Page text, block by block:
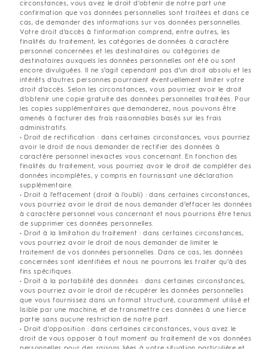
circonstances, vous avez le droit d'obtenir de notre part une
confirmation que vos données personnelles sont traitées et dans ce
cas, de demander des informations sur vos données personnelles.
Votre droit d’accès à l'information comprend, entre autres, les
finalités du traitement, les catégories de données à caractère
personnel concernées et les destinataires ou catégories de
destinataires auxquels les données personnelles ont été ou sont
encore divulguées. Il ne s’agit cependant pas d’un droit absolu et les
intérêts d'autres personnes pourraient éventuellement limiter votre
droit d'accès. Selon les circonstances, vous pourriez avoir le droit
d’obtenir une copie gratuite des données personnelles traitées. Pour
les copies supplémentaires que demanderez, nous pouvons être
amenés à facturer des frais raisonnables basés sur les frais
administratifs.
• Droit de rectification : dans certaines circonstances, vous pourriez
avoir le droit de nous demander de rectifier des données à
caractère personnel inexactes vous concernant. En fonction des
finalités du traitement, vous pourriez avoir le droit de compléter des
données incomplètes, y compris en fournissant une déclaration
supplémentaire.
• Droit à l'effacement (droit à l'oubli) : dans certaines circonstances,
vous pourriez avoir le droit de nous demander d’effacer les données
à caractère personnel vous concernant et nous pourrions être tenus
de supprimer ces données personnelles.
• Droit à la limitation du traitement : dans certaines circonstances,
vous pourriez avoir le droit de nous demander de limiter le
traitement de vos données personnelles. Dans ce cas, les données
concernées sont identifiées et nous ne pourrons les traiter qu'à des
fins spécifiques.
• Droit à la portabilité des données : dans certaines circonstances,
vous pourriez avoir le droit de récupérer les données personnelles
que vous fournissez dans un format structuré, couramment utilisé et
lisible par une machine, et de transmettre ces données à une tierce
partie sans aucune restriction de notre part.
• Droit d'opposition : dans certaines circonstances, vous avez le
droit de vous opposer à tout moment au traitement de vos données